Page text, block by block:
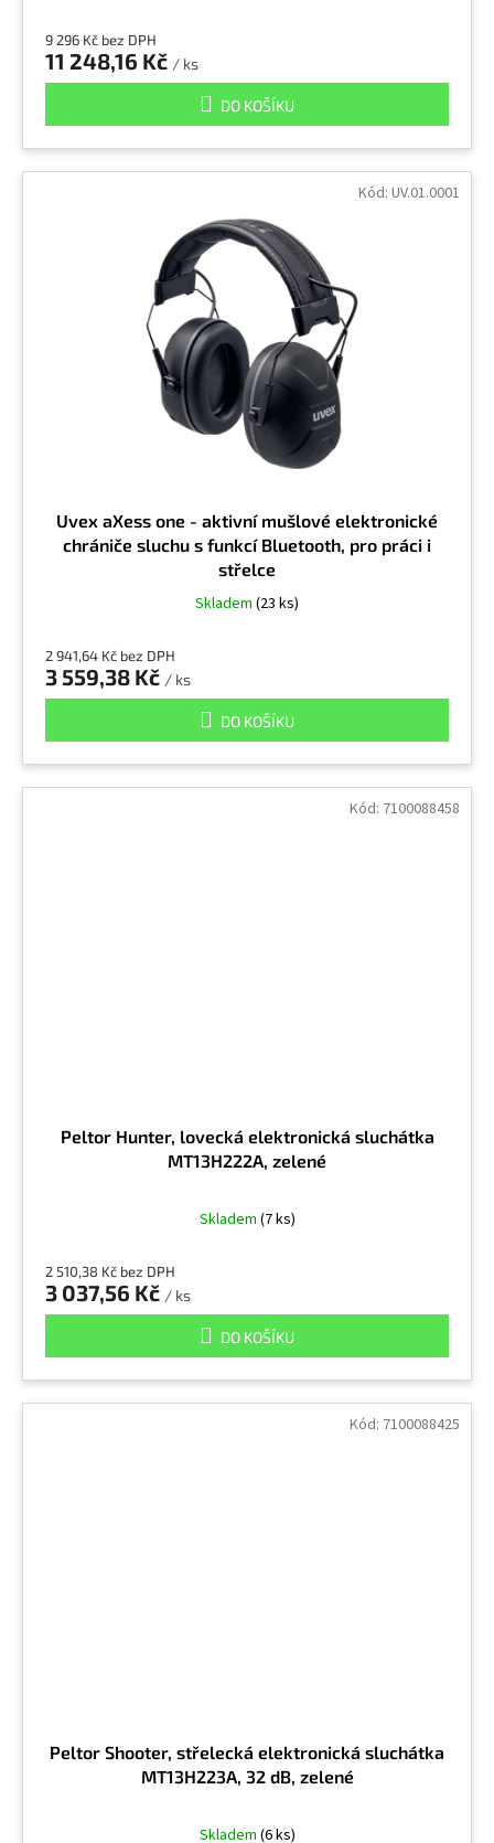
9 296 Kč bez DPH
11 248,16 Kč / ks
DO KOŠÍKU
Uvex aXess one - aktivní mušlové elektronické
chrániče sluchu s funkcí Bluetooth, pro práci i
střelce
Skladem (23 ks)
2 941,64 Kč bez DPH
3 559,38 Kč / ks
DO KOŠÍKU
Kód: UV.01.0001
Peltor Hunter, lovecká elektronická sluchátka
MT13H222A, zelené
Skladem (7 ks)
2 510,38 Kč bez DPH
3 037,56 Kč / ks
DO KOŠÍKU
Kód: 7100088458
Peltor Shooter, střelecká elektronická sluchátka
MT13H223A, 32 dB, zelené
Skladem (6 ks)
Kód: 7100088425